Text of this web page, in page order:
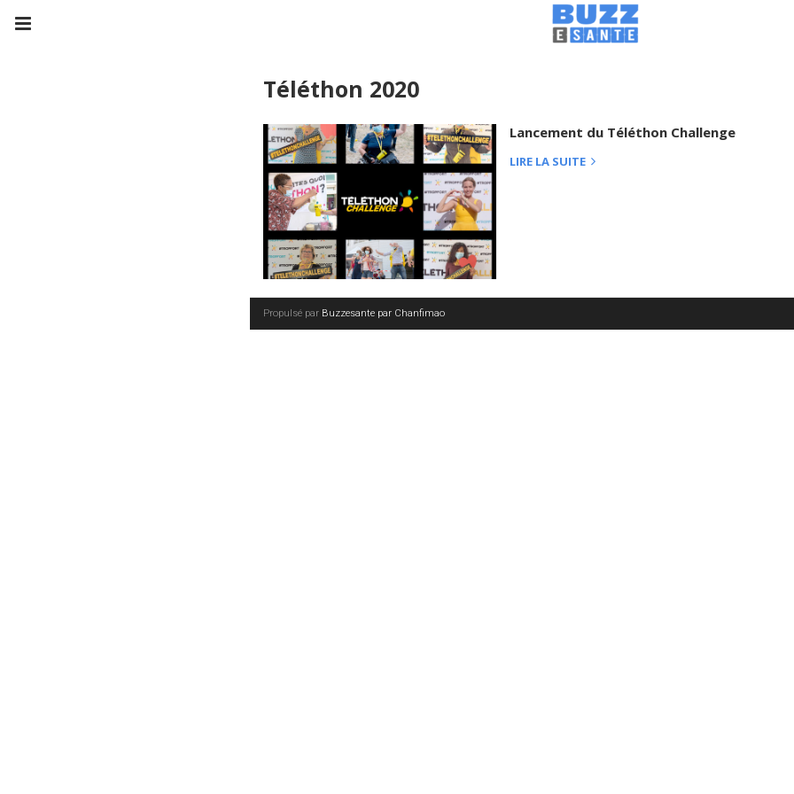
Téléthon 2020
Lancement du Téléthon Challenge
LIRE LA SUITE
Propulsé par Buzzesante par Chanfimao